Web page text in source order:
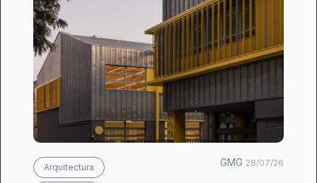
Arquitectura GMG 28/07/26